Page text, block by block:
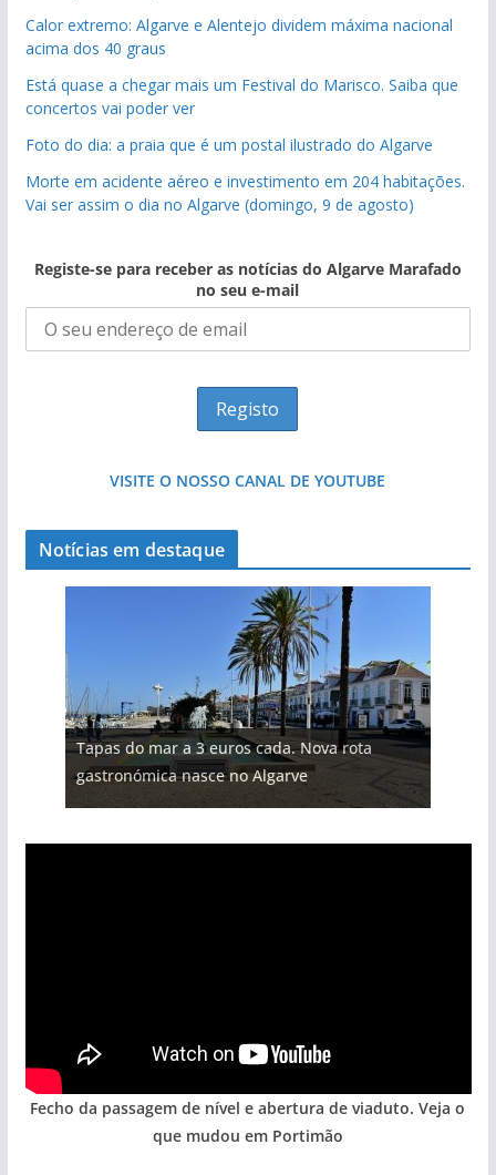
Calor extremo: Algarve e Alentejo dividem máxima nacional
acima dos 40 graus
Está quase a chegar mais um Festival do Marisco. Saiba que
concertos vai poder ver
Foto do dia: a praia que é um postal ilustrado do Algarve
Morte em acidente aéreo e investimento em 204 habitações.
Vai ser assim o dia no Algarve (domingo, 9 de agosto)
Registe-se para receber as notícias do Algarve Marafado
no seu e-mail
VISITE O NOSSO CANAL DE YOUTUBE
Notícias em destaque
Milagre da água. Fontes emblemáticas do
Algarve voltam a ter vida (com vídeo)
Tapas do mar a 3 euros cada. Nova rota
gastronómica nasce no Algarve
Tempestades roubam areia de praias e põem
arribas em risco no Algarve (com vídeo)
Projeto milionário: investimento de 108
milhões de euros na construção de dois
hotéis (com vídeo)
Foto do dia: uma cidade algarvia que cresceu
entre redes e fábricas
Fecho da passagem de nível e abertura de viaduto. Veja o
que mudou em Portimão